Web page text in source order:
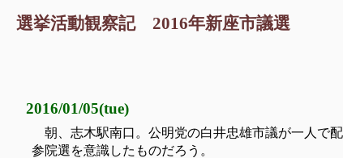
選挙活動観察記 2016年新座市議選
2016/01/05(tue)
朝、志木駅南口。公明党の白井忠雄市議が一人で
参院選を意識したものだろう。